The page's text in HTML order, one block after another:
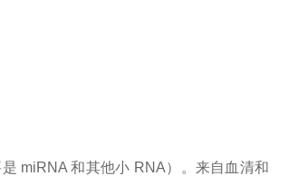
miRNA 和其他小 RNA）。来自血清和